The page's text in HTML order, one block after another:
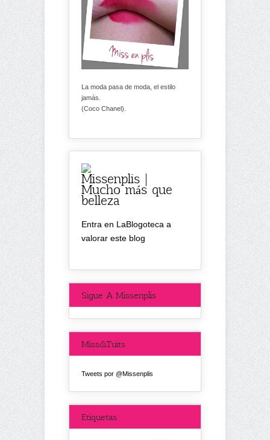
La moda pasa de moda, el estilo
jamás.
(Coco Chanel).
Missenplis |
Mucho más que
belleza
Entra en LaBlogoteca a
valorar este blog
Sigue A Missenplis
Miss&Tuits
Tweets por @Missenplis
Etiquetas